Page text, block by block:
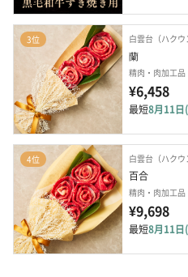
3位 白雲台（ハクウ
蘭
精肉・肉加工品
¥6,458
最短8月11日
4位 白雲台（ハクウ
百合
精肉・肉加工品
¥9,698
最短8月11日